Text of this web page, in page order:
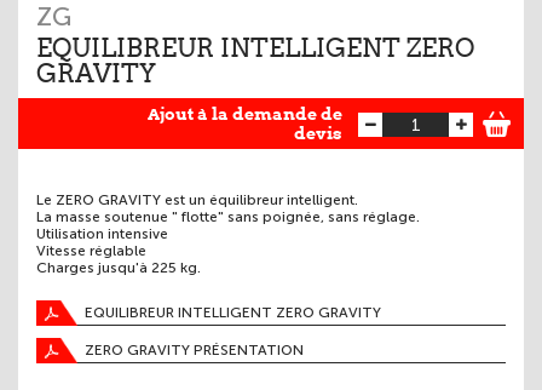
ZG
EQUILIBREUR INTELLIGENT ZERO
GRAVITY
Ajout à la demande de
devis
Le ZERO GRAVITY est un équilibreur intelligent.
La masse soutenue " flotte" sans poignée, sans réglage.
Utilisation intensive
Vitesse réglable
Charges jusqu'à 225 kg.
EQUILIBREUR INTELLIGENT ZERO GRAVITY
ZERO GRAVITY PRÉSENTATION